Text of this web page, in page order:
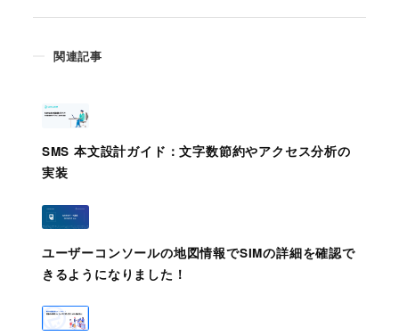
関連記事
SMS 本文設計ガイド：文字数節約やアクセス分析の
実装
ユーザーコンソールの地図情報でSIMの詳細を確認で
きるようになりました！